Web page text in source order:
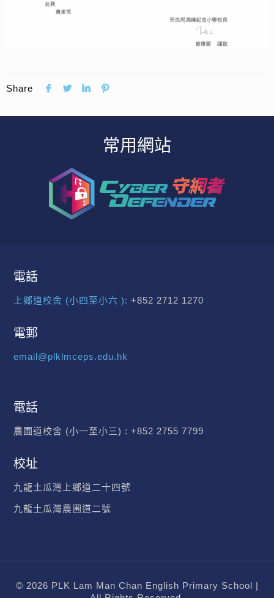
Share
常用網站
電話
上鄉道校舍 (小四至小六 ): +852 2712 1270
電郵
email@plklmceps.edu.hk
電話
農圃道校舍 (小一至小三) : +852 2755 7799
校址
九龍土瓜灣上鄉道二十四號
九龍土瓜灣農圃道二號
© 2026 PLK Lam Man Chan English Primary School |